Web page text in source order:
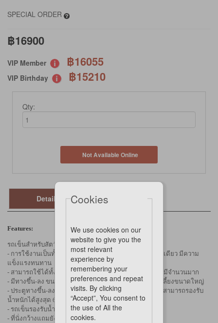
SPECIAL ORDER
฿16900
VIP Member ฿16055
VIP Birthday ฿15210
Qty:
Not Available Online
Details
Features:
รถเข็นสำหรับสัตว์เลี้ยง
- การใช้งานเป็นทั้งรถเข็นสัตว์เลี้ยง และรถลาก ได้ในหนึ่งเดียว มีความ
แข็งแรงทนทาน
- สามารถใช้ได้ทั้งสัตว์เลี้ยงตัวใหญ่ และสัตว์เลี้ยงตัวเล็กที่มีจำนวนมาก
- มีทางขึ้น-ลง ขนาดใหญ่และแข็งแรง เหมาะสำหรับสัตว์เลี้ยงขนาดใหญ่
- ประตูทางขึ้น-ลง เป็นอลูมิเนียม มีความแข็งแรง ทนทาน สามารถรองรับ
น้ำหนักได้สูงสุด 60 kg.
- รถเข็นรองรับน้ำหนักบรรทุกได้สูงสุด 100 kg.
- ที่นั่งกว้างแถมยังสามารถแบ่งช่องการใช้งานได้
Cookies
We use cookies on our
website to give you the
most relevant
experience by
remembering your
preferences and repeat
visits. By clicking
“Accept”, You consent to
the use of All the
cookies.